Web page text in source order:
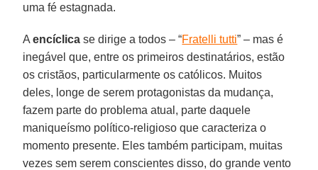
uma fé estagnada.
Aencíclica se dirige a todos – “Fratelli tutti” – mas é
inegável que, entre os primeiros destinatários, estão
os cristãos, particularmente os católicos. Muitos
deles, longe de serem protagonistas da mudança,
fazem parte do problema atual, parte daquele
maniqueísmo político-religioso que caracteriza o
momento presente. Eles também participam, muitas
vezes sem serem conscientes disso, do grande vento